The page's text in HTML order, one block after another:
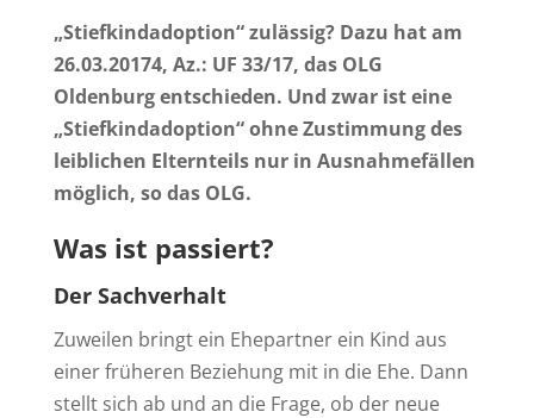
„Stiefkindadoption“ zulässig? Dazu hat am
26.03.20174, Az.: UF 33/17, das OLG
Oldenburg entschieden. Und zwar ist eine
„Stiefkindadoption“ ohne Zustimmung des
leiblichen Elternteils nur in Ausnahmefällen
möglich, so das OLG.
Was ist passiert?
Der Sachverhalt
Zuweilen bringt ein Ehepartner ein Kind aus
einer früheren Beziehung mit in die Ehe. Dann
stellt sich ab und an die Frage, ob der neue